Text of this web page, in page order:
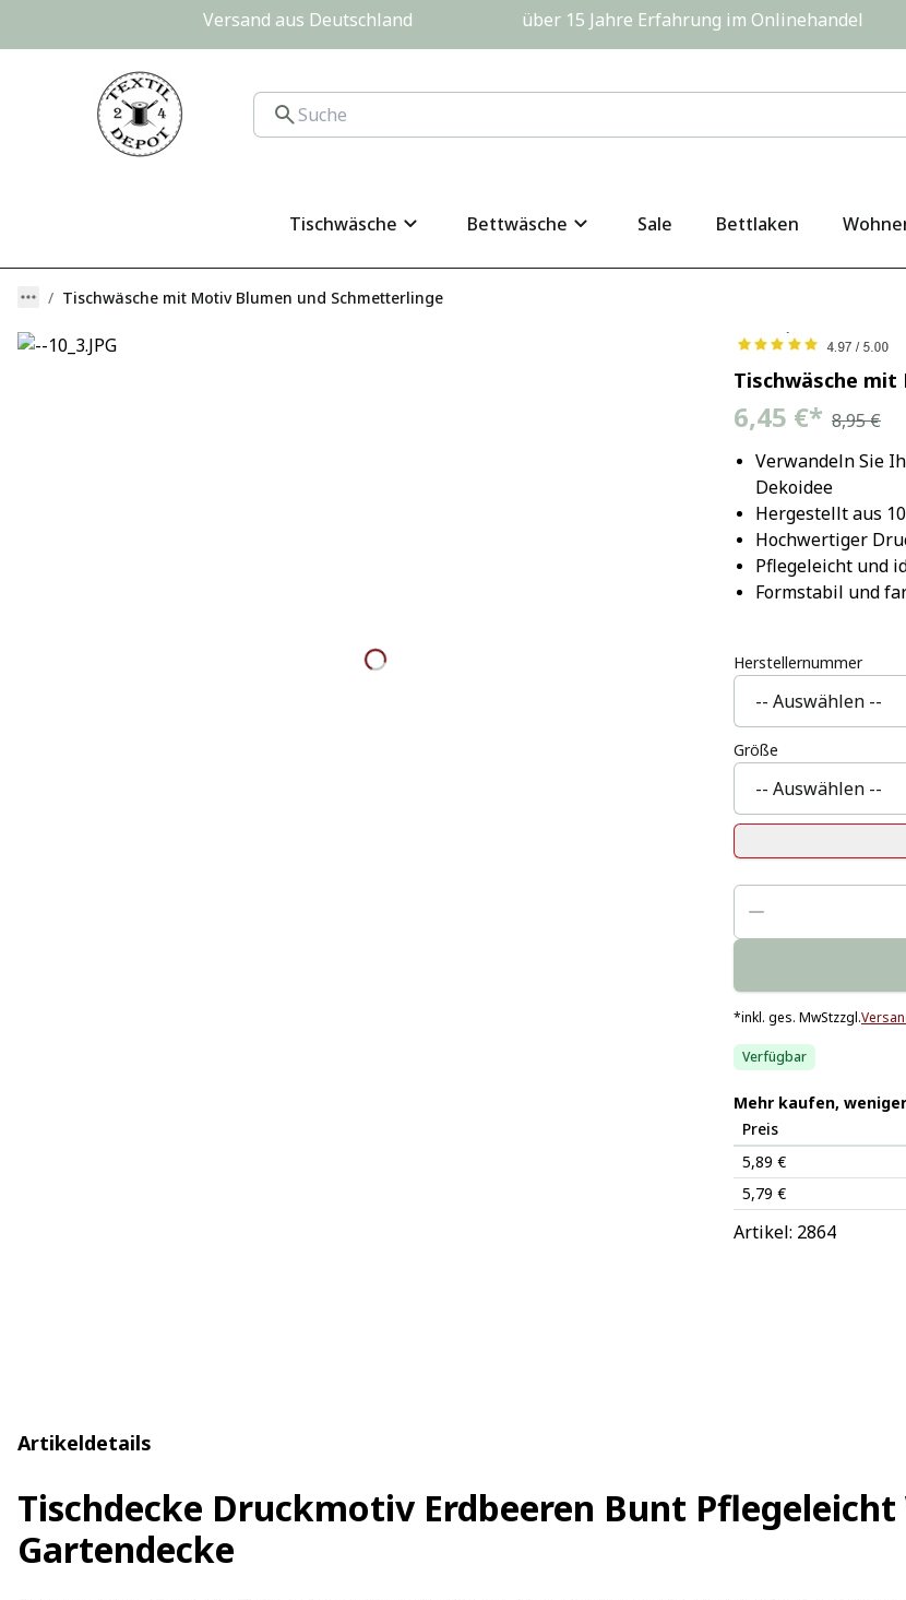
Versand aus Deutschland                         über 15 Jahre Erfahrung im Onlinehandel
Tischwäsche Bettwäsche Sale Bettlaken
Tischwäsche mit Motiv Blumen und Schmetterlinge
Tischwäsche
6,45 €* 8,95 €
Verwandeln Sie
Dekoidee
Hergestellt aus
Hochwertiger
Pflegeleicht und
Formstabil und
Herstellernummer
Größe
*inkl. ges. MwStzzgl.
Verfügbar
Mehr kaufen,
Preis
5,89 €
5,79 €
Artikel: 2864
Artikeldetails
Tischdecke Druckmotiv Erdbeeren Bunt
Gartendecke